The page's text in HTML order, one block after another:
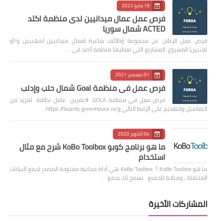
19 مايو 2022
فرص عمل عمال ميدانيين لدى منظمة اكتد
ACTED شمال سوريا
فرص عمل الإعلان عن مجموعة وظائف شاغرة لعمال ميدانيين (مهنيين و/أو
تقنيين) المشروع: المشاريع التي تغطيها منظمة أكتد في …
01 ديسمبر 2021
فرص عمل في منظمة Goal شمال حلب وإدلب
فرص عمل في منظمة GOLA #عفرين عامل نظافة لمزيد من
التفاصيل وللتقديم على الرابط التالي https://boards.greenhouse.io/g…
04 أكتوبر 2020
ما هو برنامج كوبو KoBo Toolbox شرح مع مثال
استخدام
ما هو KoBo Toolbox ؟ KoBo Toolbox هي أداة مجانية مفتوحة المصدر لجمع البيانات
المتنقلة ، ومتاحة للجميع. يسمح لك بجمع …
المشاركات الأخيرة